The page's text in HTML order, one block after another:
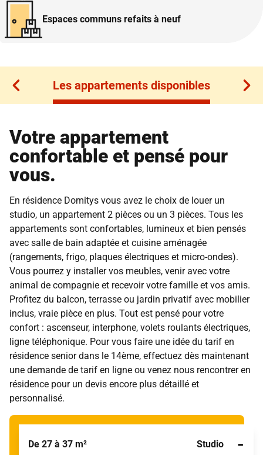
Espaces communs refaits à neuf
Les appartements disponibles
Les appartements disponibles
Votre appartement
confortable et pensé pour
vous.
En résidence Domitys vous avez le choix de louer un
studio, un appartement 2 pièces ou un 3 pièces. Tous les
appartements sont confortables, lumineux et bien pensés
avec salle de bain adaptée et cuisine aménagée
(rangements, frigo, plaques électriques et micro-ondes).
Vous pourrez y installer vos meubles, venir avec votre
animal de compagnie et recevoir votre famille et vos amis.
Profitez du balcon, terrasse ou jardin privatif avec mobilier
inclus, vraie pièce en plus. Tout est pensé pour votre
confort : ascenseur, interphone, volets roulants électriques,
ligne téléphonique. Pour vous faire une idée du tarif en
résidence senior dans le 14ème, effectuez dès maintenant
une demande de tarif en ligne ou venez nous rencontrer en
résidence pour un devis encore plus détaillé et
personnalisé.
De 27 à 37 m² Studio -